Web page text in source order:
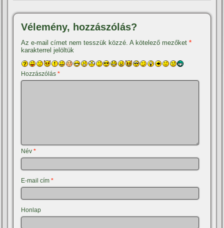
Vélemény, hozzászólás?
Az e-mail címet nem tesszük közzé. A kötelező mezőket*
karakterrel jelöltük
Hozzászólás*
Név*
E-mail cím*
Honlap